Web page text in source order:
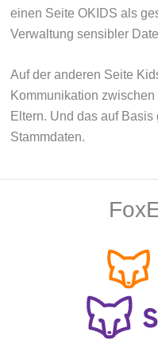
einen Seite OKIDS als
Verwaltung sensibler
Auf der anderen Seite
Kommunikation
Eltern. Und das auf
Stammdaten.